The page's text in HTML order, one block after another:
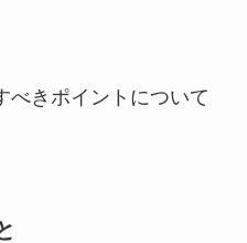
べきポイントについて